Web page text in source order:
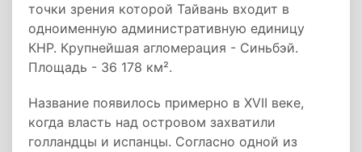
точки зрения которой Тайвань входит в
одноименную административную единицу
КНР. Крупнейшая агломерация - Синьбэй.
Площадь - 36 178 км².
Название появилось примерно в XVII веке,
когда власть над островом захватили
голландцы и испанцы. Согласно одной из